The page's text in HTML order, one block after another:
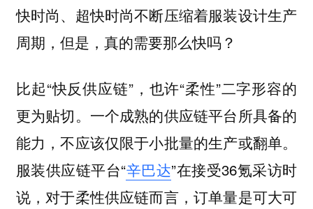
快时尚、超快时尚不断压缩着服装设计生产
周期，但是，真的需要那么快吗？
比起“快反供应链”，也许“柔性”二字形容的
更为贴切。一个成熟的供应链平台所具备的
能力，不应该仅限于小批量的生产或翻单。
服装供应链平台“辛巴达”在接受36氪采访时
说，对于柔性供应链而言，订单量是可大可